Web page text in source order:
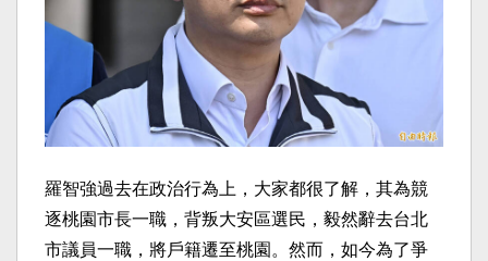
羅智強過去在政治行為上，大家都很了解，其為競
逐桃園市長一職，背叛大安區選民，毅然辭去台北
市議員一職，將戶籍遷至桃園。然而，如今為了爭